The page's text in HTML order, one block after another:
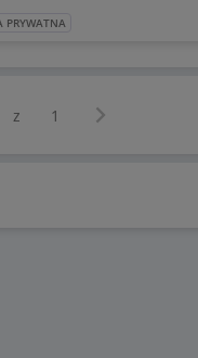
PRYWATNA
z 1 Następna strona